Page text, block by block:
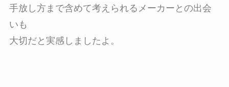
手放し方まで含めて考えられるメーカーとの出会
いも
大切だと実感しましたよ。